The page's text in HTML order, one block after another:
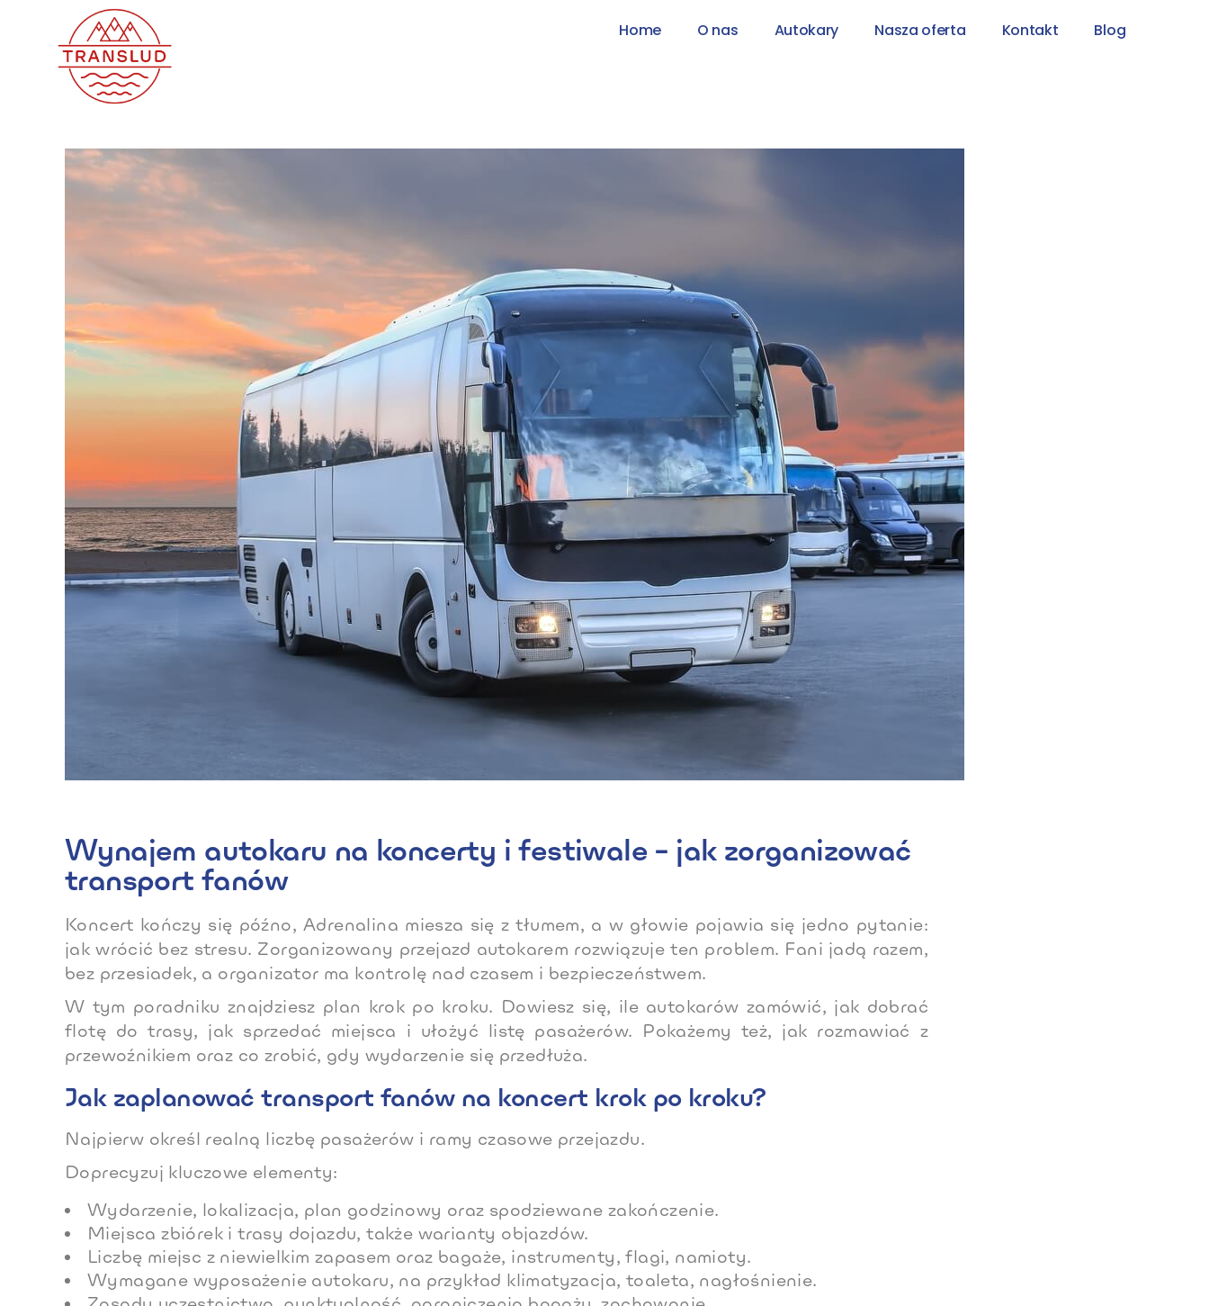
Home O nas Autokary Nasza oferta Kontakt Blog
Wynajem autokaru na koncerty i festiwale – jak zorganizować
transport fanów
Koncert kończy się późno, Adrenalina miesza się z tłumem, a w głowie pojawia się jedno pytanie:
jak wrócić bez stresu. Zorganizowany przejazd autokarem rozwiązuje ten problem. Fani jadą razem,
bez przesiadek, a organizator ma kontrolę nad czasem i bezpieczeństwem.
W tym poradniku znajdziesz plan krok po kroku. Dowiesz się, ile autokarów zamówić, jak dobrać
flotę do trasy, jak sprzedać miejsca i ułożyć listę pasażerów. Pokażemy też, jak rozmawiać z
przewoźnikiem oraz co zrobić, gdy wydarzenie się przedłuża.
Jak zaplanować transport fanów na koncert krok po kroku?
Najpierw określ realną liczbę pasażerów i ramy czasowe przejazdu.
Doprecyzuj kluczowe elementy:
Wydarzenie, lokalizacja, plan godzinowy oraz spodziewane zakończenie.
Miejsca zbiórek i trasy dojazdu, także warianty objazdów.
Liczbę miejsc z niewielkim zapasem oraz bagaże, instrumenty, flagi, namioty.
Wymagane wyposażenie autokaru, na przykład klimatyzacja, toaleta, nagłośnienie.